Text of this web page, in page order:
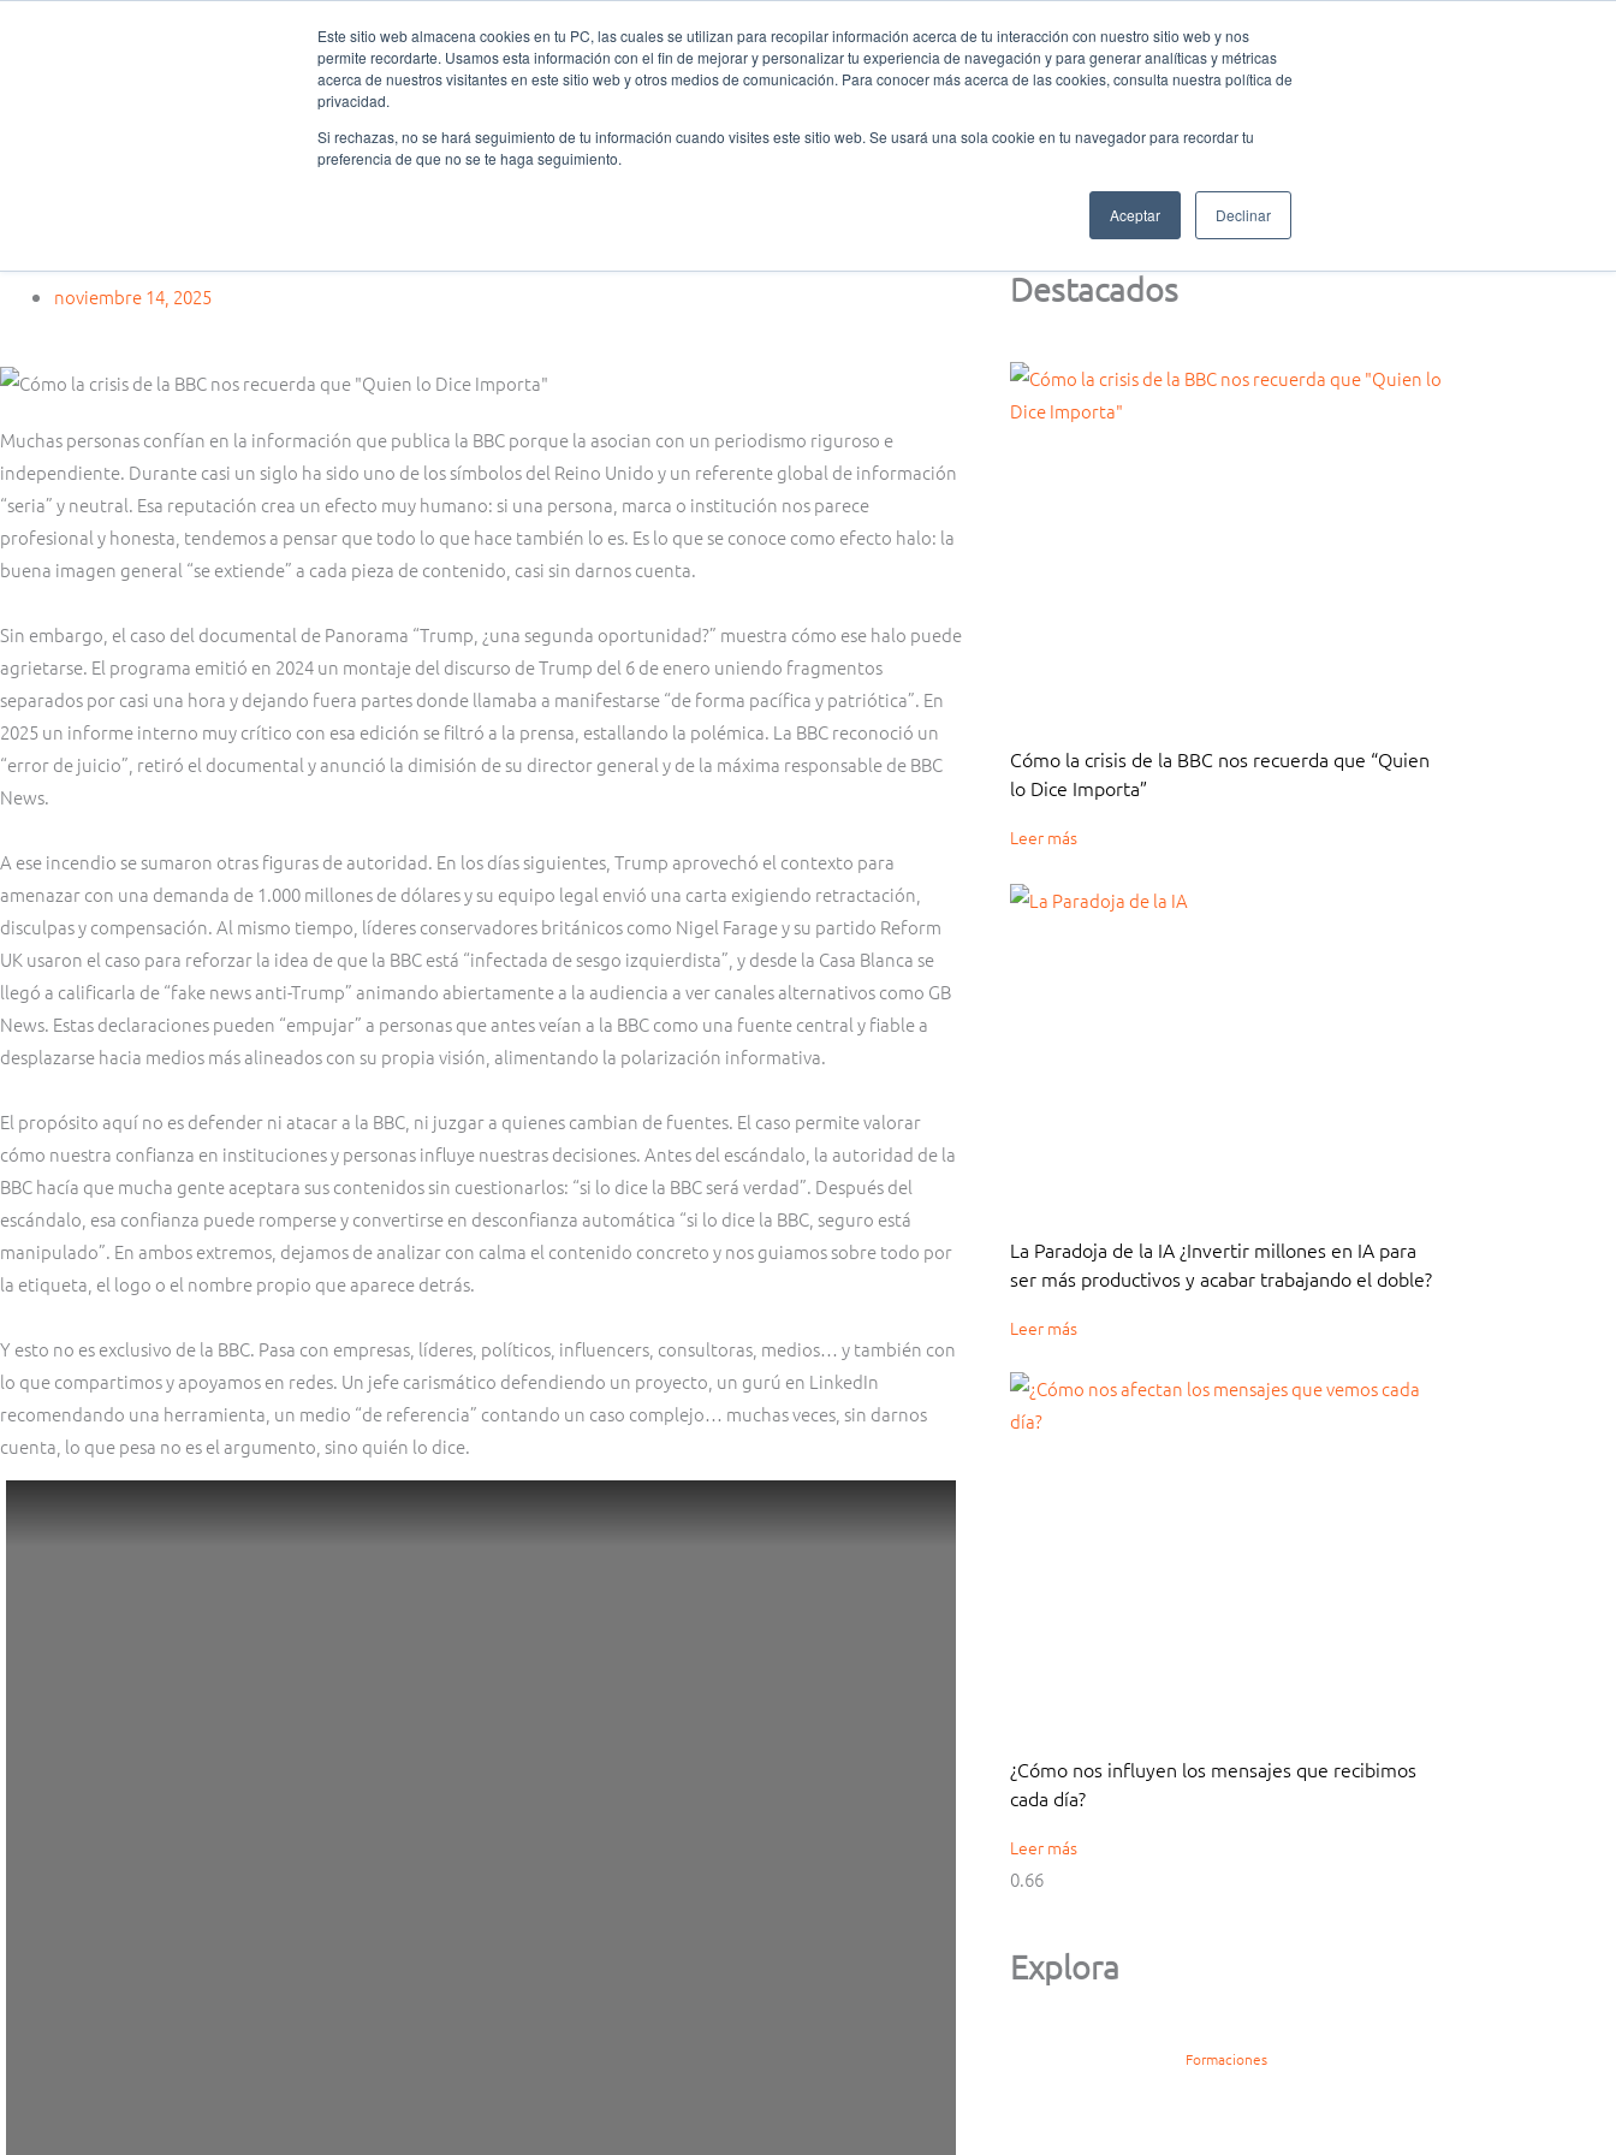
Este sitio web almacena cookies en tu PC, las cuales se utilizan para recopilar información acerca de tu interacción con nuestro sitio web y nos
permite recordarte. Usamos esta información con el fin de mejorar y personalizar tu experiencia de navegación y para generar analíticas y métricas
acerca de nuestros visitantes en este sitio web y otros medios de comunicación. Para conocer más acerca de las cookies, consulta nuestra política de
privacidad.
Si rechazas, no se hará seguimiento de tu información cuando visites este sitio web. Se usará una sola cookie en tu navegador para recordar tu
preferencia de que no se te haga seguimiento.
Aceptar Declinar
Fundación Actívate Quiénes somos Ligas y Torneos Formación Oratoria Eventos Activa-t Blog
noviembre 14, 2025
Muchas personas confían en la información que publica la BBC porque la asocian con un periodismo riguroso e
independiente. Durante casi un siglo ha sido uno de los símbolos del Reino Unido y un referente global de información
“seria” y neutral. Esa reputación crea un efecto muy humano: si una persona, marca o institución nos parece
profesional y honesta, tendemos a pensar que todo lo que hace también lo es. Es lo que se conoce como efecto halo: la
buena imagen general “se extiende” a cada pieza de contenido, casi sin darnos cuenta.
Sin embargo, el caso del documental de Panorama “Trump, ¿una segunda oportunidad?” muestra cómo ese halo puede
agrietarse. El programa emitió en 2024 un montaje del discurso de Trump del 6 de enero uniendo fragmentos
separados por casi una hora y dejando fuera partes donde llamaba a manifestarse “de forma pacífica y patriótica”. En
2025 un informe interno muy crítico con esa edición se filtró a la prensa, estallando la polémica. La BBC reconoció un
“error de juicio”, retiró el documental y anunció la dimisión de su director general y de la máxima responsable de BBC
News.
A ese incendio se sumaron otras figuras de autoridad. En los días siguientes, Trump aprovechó el contexto para
amenazar con una demanda de 1.000 millones de dólares y su equipo legal envió una carta exigiendo retractación,
disculpas y compensación. Al mismo tiempo, líderes conservadores británicos como Nigel Farage y su partido Reform
UK usaron el caso para reforzar la idea de que la BBC está “infectada de sesgo izquierdista”, y desde la Casa Blanca se
llegó a calificarla de “fake news anti-Trump” animando abiertamente a la audiencia a ver canales alternativos como GB
News. Estas declaraciones pueden “empujar” a personas que antes veían a la BBC como una fuente central y fiable a
desplazarse hacia medios más alineados con su propia visión, alimentando la polarización informativa.
El propósito aquí no es defender ni atacar a la BBC, ni juzgar a quienes cambian de fuentes. El caso permite valorar
cómo nuestra confianza en instituciones y personas influye nuestras decisiones. Antes del escándalo, la autoridad de la
BBC hacía que mucha gente aceptara sus contenidos sin cuestionarlos: “si lo dice la BBC será verdad”. Después del
escándalo, esa confianza puede romperse y convertirse en desconfianza automática “si lo dice la BBC, seguro está
manipulado”. En ambos extremos, dejamos de analizar con calma el contenido concreto y nos guiamos sobre todo por
la etiqueta, el logo o el nombre propio que aparece detrás.
Y esto no es exclusivo de la BBC. Pasa con empresas, líderes, políticos, influencers, consultoras, medios… y también con
lo que compartimos y apoyamos en redes. Un jefe carismático defendiendo un proyecto, un gurú en LinkedIn
recomendando una herramienta, un medio “de referencia” contando un caso complejo… muchas veces, sin darnos
cuenta, lo que pesa no es el argumento, sino quién lo dice.
Destacados
Cómo la crisis de la BBC nos recuerda que “Quien
lo Dice Importa”
Leer más
La Paradoja de la IA ¿Invertir millones en IA para
ser más productivos y acabar trabajando el doble?
Leer más
¿Cómo nos influyen los mensajes que recibimos
cada día?
Leer más
Explora
Formaciones